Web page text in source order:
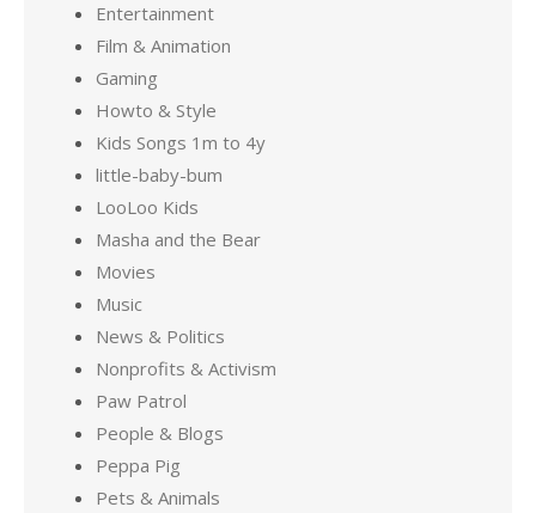
Entertainment
Film & Animation
Gaming
Howto & Style
Kids Songs 1m to 4y
little-baby-bum
LooLoo Kids
Masha and the Bear
Movies
Music
News & Politics
Nonprofits & Activism
Paw Patrol
People & Blogs
Peppa Pig
Pets & Animals